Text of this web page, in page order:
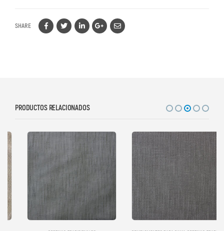
SHARE
PRODUCTOS RELACIONADOS